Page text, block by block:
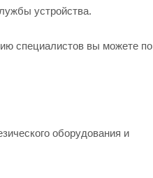
устройства.
специалистов вы можете по
оборудования и